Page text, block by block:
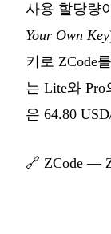
사용 할당량
Your Own Key
키로 ZCode
는 Lite와
은 64.80
🔗 ZCode —